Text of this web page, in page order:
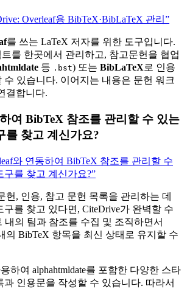
Overleaf용 BibTeX·BibLaTeX 관리”
를 쓰는 LaTeX 저자를 위한 도구입니다.
를 한곳에서 관리하고, 참고문헌을 협업
등 .bst) 또는 BibLaTeX로 인용
수 있습니다. 이어지는 내용은 문헌 워크
결합니다.
여 BibTeX 참조를 관리할 수 있는
를 찾고 계신가요?
와 연동하여 BibTeX 참조를 관리할 수
구를 찾고 계신가요?”
헌, 인용, 참고 문헌 목록을 관리하는 데
구를 찾고 있다면, CiteDrive가 완벽할 수
내의 팀과 참조를 수집 및 조직하면서
의 BibTeX 항목을 최신 상태로 유지할 수
하여 alphahtmldate를 포함한 다양한 스타
과 인용문을 작성할 수 있습니다. 따라서